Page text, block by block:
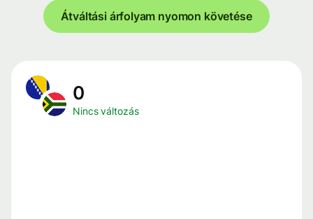
Átváltási árfolyam nyomon követése
0
Nincs változás